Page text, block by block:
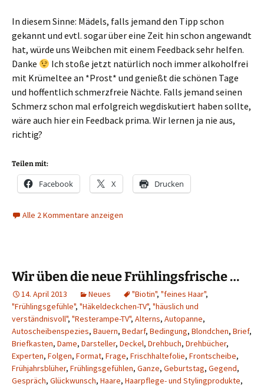
In diesem Sinne: Mädels, falls jemand den Tipp schon
gekannt und evtl. sogar über eine Zeit hin schon angewandt
hat, würde uns Weibchen mit einem Feedback sehr helfen.
Danke
Ich stoße jetzt natürlich noch immer alkoholfrei
mit Krümeltee an *Prost* und genießt die schönen Tage
und hoffentlich schmerzfreie Nächte. Falls jemand seinen
Schmerz schon mal erfolgreich wegdiskutiert haben sollte,
wäre auch hier ein Feedback prima. Wir lernen ja nie aus,
richtig?
Teilen mit:
Facebook X Drucken
Alle 2 Kommentare anzeigen
Wir üben die neue Frühlingsfrische …
14. April 2013 Neues "Biotin", "feines Haar",
"Frühlingsgefühle", "Häkeldeckchen-TV", "häuslich und
verständnisvoll", "Resterampe-TV", Alterns, Autopanne,
Autoscheibenspezies, Bauern, Bedarf, Bedingung, Blondchen, Brief,
Briefkasten, Dame, Darsteller, Deckel, Drehbuch, Drehbücher,
Experten, Folgen, Format, Frage, Frischhaltefolie, Frontscheibe,
Frühjahrsblüher, Frühlingsgefühlen, Ganze, Geburtstag, Gegend,
Gespräch, Glückwunsch, Haare, Haarpflege- und Stylingprodukte,